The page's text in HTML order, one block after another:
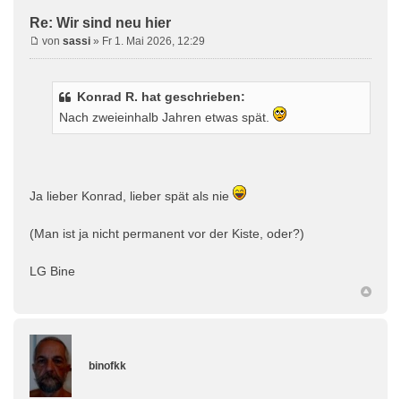
Re: Wir sind neu hier
von sassi » Fr 1. Mai 2026, 12:29
Konrad R. hat geschrieben:
Nach zweieinhalb Jahren etwas spät.
Ja lieber Konrad, lieber spät als nie
(Man ist ja nicht permanent vor der Kiste, oder?)
LG Bine
binofkk